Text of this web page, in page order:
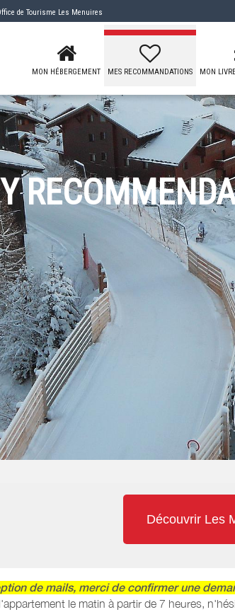
de Tourisme Les Menuires
MON HÉBERGEMENT MES RECOMMANDATIONS MON
Découvrir Les
de mails, merci de confirmer une
le matin à partir de 7 heures,